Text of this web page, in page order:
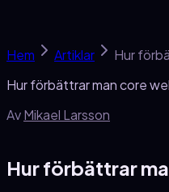
Hem Artiklar
Hur
Hur förbättrar man core
AvMikael Larsson
Hur förbättrar